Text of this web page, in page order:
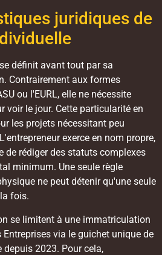
juridiques de
définit avant tout par sa
Contrairement aux formes
ou l'EURL, elle ne nécessite
voir le jour. Cette particularité en
les projets nécessitant peu
exerce en nom propre,
de rédiger des statuts complexes
minimum. Une seule règle
ne peut détenir qu'une seule
fois.
se limitent à une immatriculation
via le guichet unique de
depuis 2023. Pour cela,